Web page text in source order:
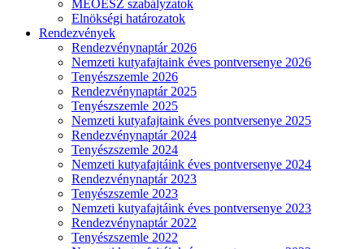
MEOESZ szabályzatok
Elnökségi határozatok
Rendezvények
Rendezvénynaptár 2026
Nemzeti kutyafajtaink éves pontversenye 2026
Tenyészszemle 2026
Rendezvénynaptár 2025
Tenyészszemle 2025
Nemzeti kutyafajtaink éves pontversenye 2025
Rendezvénynaptár 2024
Tenyészszemle 2024
Nemzeti kutyafajtáink éves pontversenye 2024
Rendezvénynaptár 2023
Tenyészszemle 2023
Nemzeti kutyafajtáink éves pontversenye 2023
Rendezvénynaptár 2022
Tenyészszemle 2022